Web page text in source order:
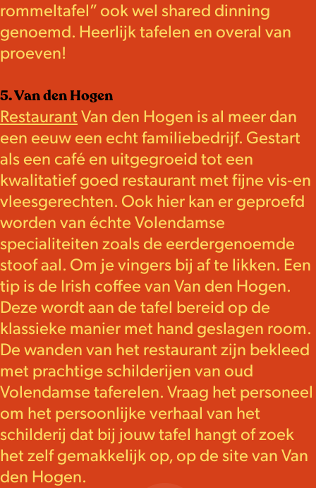
rommeltafel” ook wel shared dinning
genoemd. Heerlijk tafelen en overal van
proeven!
5. Van den Hogen
Restaurant Van den Hogen is al meer dan
een eeuw een echt familiebedrijf. Gestart
als een café en uitgegroeid tot een
kwalitatief goed restaurant met fijne vis-en
vleesgerechten. Ook hier kan er geproefd
worden van échte Volendamse
specialiteiten zoals de eerdergenoemde
stoof aal. Om je vingers bij af te likken. Een
tip is de Irish coffee van Van den Hogen.
Deze wordt aan de tafel bereid op de
klassieke manier met hand geslagen room.
De wanden van het restaurant zijn bekleed
met prachtige schilderijen van oud
Volendamse taferelen. Vraag het personeel
om het persoonlijke verhaal van het
schilderij dat bij jouw tafel hangt of zoek
het zelf gemakkelijk op, op de site van Van
den Hogen.